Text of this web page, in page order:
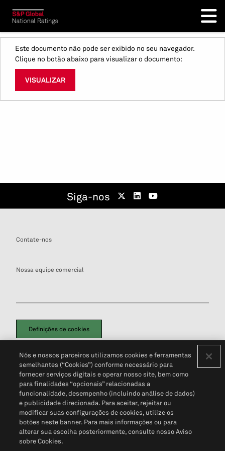
Este documento não pode ser exibido no seu navegador.
Clique no botão abaixo para visualizar o documento:
VISUALIZAR
Siga-nos
Contate-nos
Nossa equipe comercial
Definições de cookies
Política de PrivacidadePortal de privacidade do cliente (em inglês)
Não Venda Minhas Informações Pessoais© 2026 S&P Global
Nós e nossos parceiros utilizamos cookies e ferramentas
semelhantes (“Cookies”) conforme necessário para
fornecer serviços digitais e operar nosso site, bem como
para finalidades “opcionais” relacionadas a
funcionalidade, desempenho (incluindo análise de dados)
e publicidade direcionada. Para aceitar, rejeitar ou
modificar suas configurações de cookies, utilize os
botões neste banner. Para mais informações ou para
alterar sua escolha posteriormente, consulte nosso Aviso
sobre Cookies.